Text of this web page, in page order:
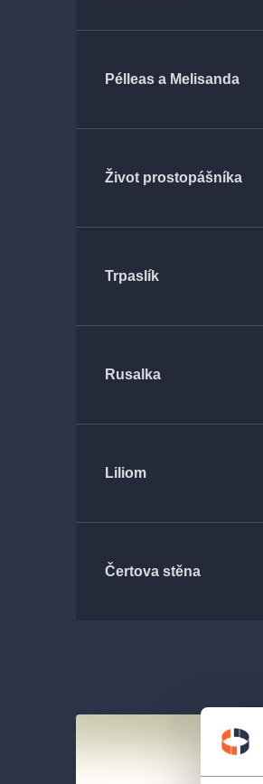
Pélleas a Melisanda
Život prostopášníka
Trpaslík
Rusalka
Liliom
Čertova stěna